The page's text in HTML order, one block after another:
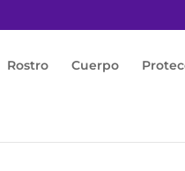
Rostro Cuerpo